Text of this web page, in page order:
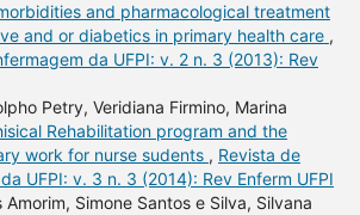
and pharmacological treatment
and or diabetics in primary health care ,
da UFPI: v. 2 n. 3 (2013): Rev
Petry, Veridiana Firmino, Marina
Rehabilitation program and the
work for nurse sudents , Revista de
UFPI: v. 3 n. 3 (2014): Rev Enferm UFPI
Amorim, Simone Santos e Silva, Silvana